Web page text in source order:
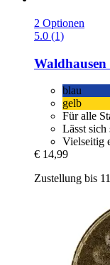
2 Optionen
5.0 (1)
Waldhausen
blau
gelb
Für alle
Lässt sich
Vielseitig
€ 14,99
Zustellung bis